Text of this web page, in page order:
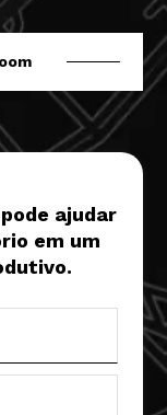
ajudar
em um